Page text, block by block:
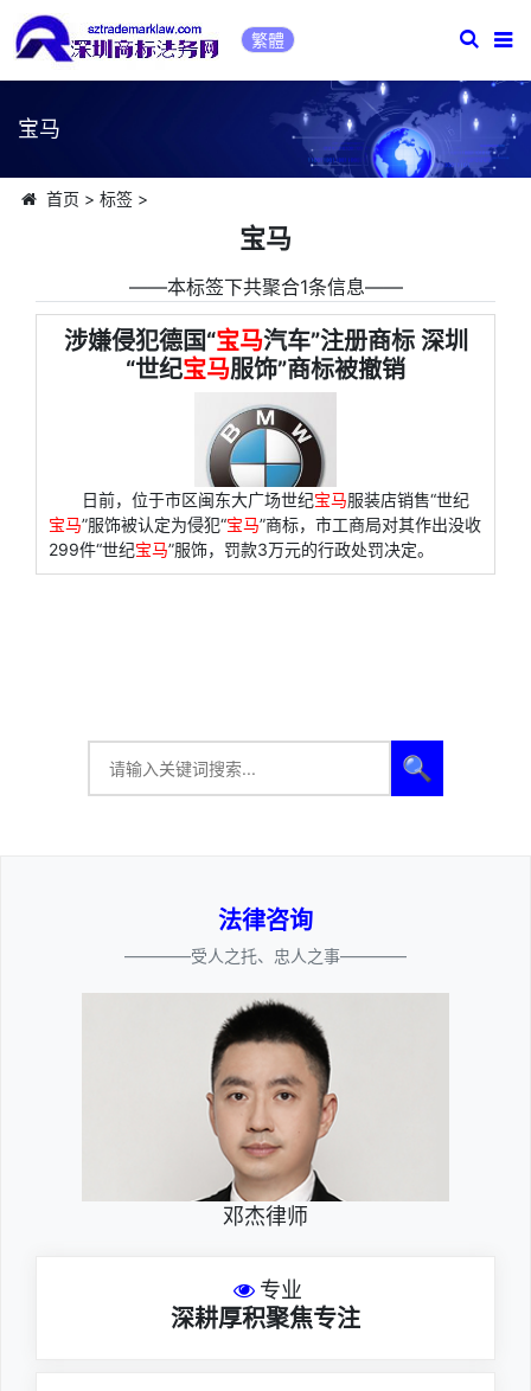
繁體
宝马
首页 > 标签>
宝马
――本标签下共聚合1条信息――
涉嫌侵犯德国“宝马汽车”注册商标 深圳
“世纪宝马服饰”商标被撤销
日前，位于市区闽东大广场世纪宝马服装店销售“世纪
宝马”服饰被认定为侵犯“宝马”商标，市工商局对其作出没收
299件“世纪宝马”服饰，罚款3万元的行政处罚决定。
🔍
法律咨询
————受人之托、忠人之事————
邓杰律师
专业
深耕厚积聚焦专注